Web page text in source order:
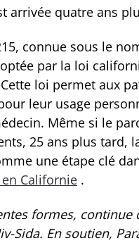
arrivée quatre ans
connue sous le
par la loi
loi permet aux
leur usage
Même si le
25 ans plus tard,
une étape clé
Californie.
formes, continue
Sida. En soutien,